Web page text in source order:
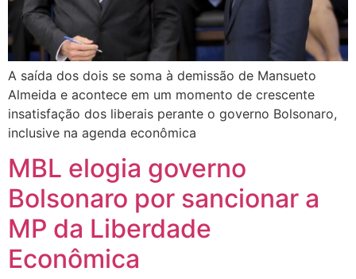
A saída dos dois se soma à demissão de Mansueto
Almeida e acontece em um momento de crescente
insatisfação dos liberais perante o governo Bolsonaro,
inclusive na agenda econômica
MBL elogia governo
Bolsonaro por sancionar a
MP da Liberdade
Econômica